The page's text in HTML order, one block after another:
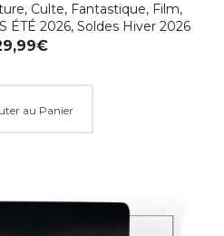
, Culte, Fantastique, Film,
ÉTÉ 2026, Soldes Hiver 2026
€
au Panier